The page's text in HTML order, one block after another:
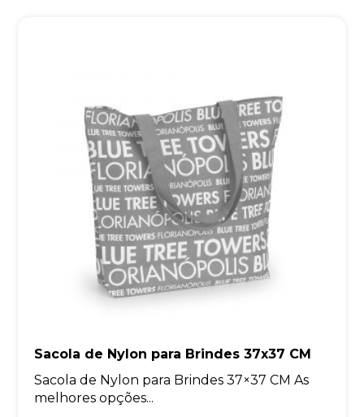
Sacola de Nylon para Brindes 37x37 CM
Sacola de Nylon para Brindes 37×37 CM As
melhores opções...